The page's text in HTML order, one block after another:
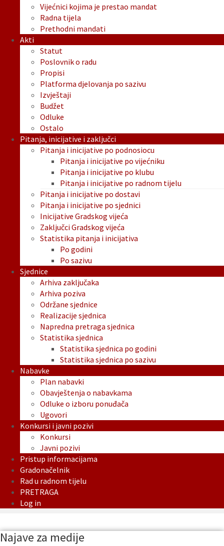
Vijećnici kojima je prestao mandat
Radna tijela
Prethodni mandati
Akti
Statut
Poslovnik o radu
Propisi
Platforma djelovanja po sazivu
Izvještaji
Budžet
Odluke
Ostalo
Pitanja, inicijative i zaključci
Pitanja i inicijative po podnosiocu
Pitanja i inicijative po vijećniku
Pitanja i inicijative po klubu
Pitanja i inicijative po radnom tijelu
Pitanja i inicijative po dostavi
Pitanja i inicijative po sjednici
Inicijative Gradskog vijeća
Zaključci Gradskog vijeća
Statistika pitanja i inicijativa
Po godini
Po sazivu
Sjednice
Arhiva zaključaka
Arhiva poziva
Održane sjednice
Realizacije sjednica
Napredna pretraga sjednica
Statistika sjednica
Statistika sjednica po godini
Statistika sjednica po sazivu
Nabavke
Plan nabavki
Obavještenja o nabavkama
Odluke o izboru ponuđača
Ugovori
Konkursi i javni pozivi
Konkursi
Javni pozivi
Pristup informacijama
Gradonačelnik
Rad u radnom tijelu
PRETRAGA
Log in
Najave za medije